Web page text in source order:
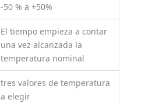
-50 % a +50%
El tiempo empieza a contar
una vez alcanzada la
temperatura nominal
tres valores de temperatura
a elegir